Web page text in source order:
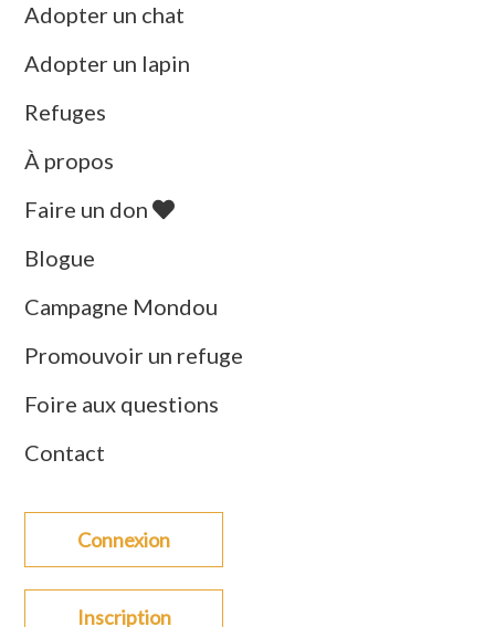
Adopter un chat
Adopter un lapin
Refuges
À propos
Faire un don
Blogue
Campagne Mondou
Promouvoir un refuge
Foire aux questions
Contact
Connexion
Inscription